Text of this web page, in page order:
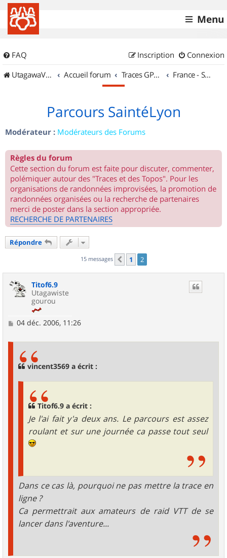
Menu
FAQ Connexion
Inscription
UtagawaVTT (Randos VTT et VTTAE avec traces GPS)
Accueil forum Traces GPS de randos VTT France - Sud Est
Parcours SaintéLyon
Modérateur : Modérateurs des Forums
Règles du forum
Cette section du forum est faite pour discuter, commenter,
polémiquer autour des "Traces et des Topos". Pour les
organisations de randonnées improvisées, la promotion de
randonnées organisées ou la recherche de partenaires
merci de poster dans la section appropriée.
RECHERCHE DE PARTENAIRES
Répondre
15 messages Précédent
1 2
Titof6.9
Utagawiste
gourou
M
04 déc. 2006, 11:26
vincent3569 a écrit :
Titof6.9 a écrit :
Je l'ai fait y'a deux ans. Le parcours est assez
roulant et sur une journée ca passe tout seul
Dans ce cas là, pourquoi ne pas mettre la trace en
ligne ?
Ca permettrait aux amateurs de raid VTT de se
lancer dans l'aventure...